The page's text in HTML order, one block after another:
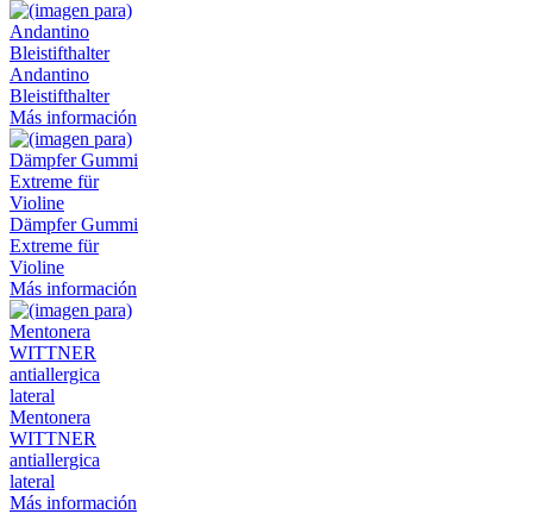
Andantino
Bleistifthalter
Más información
Dämpfer Gummi
Extreme für
Violine
Más información
Mentonera
WITTNER
antiallergica
lateral
Más información